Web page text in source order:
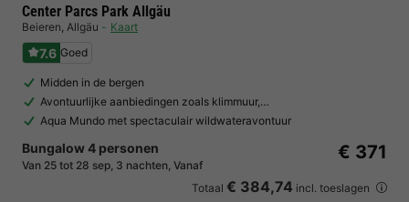
Center Parcs Park Allgäu
Beieren, Allgäu Kaart
7.6 Goed
Midden in de bergen
Avontuurlijke aanbiedingen zoals klimmuur,…
Aqua Mundo met spectaculair wildwateravontuur
Bungalow 4 personen
Van 25 tot 28 sep, 3 nachten, Vanaf
€ 371
Totaal € 384,74 incl. toeslagen